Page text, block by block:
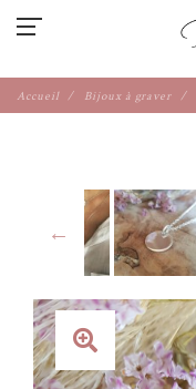
Accueil Bijoux à graver